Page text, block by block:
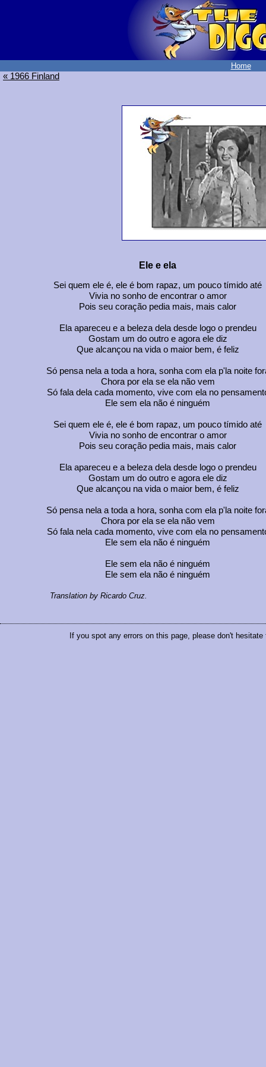
Home
« 1966 Finland
Ele e ela
Sei quem ele é, ele é bom rapaz, um pouco tímido até
Vivia no sonho de encontrar o amor
Pois seu coração pedia mais, mais calor
Ela apareceu e a beleza dela desde logo o prendeu
Gostam um do outro e agora ele diz
Que alcançou na vida o maior bem, é feliz
Só pensa nela a toda a hora, sonha com ela p'la noite
Chora por ela se ela não vem
Só fala dela cada momento, vive com ela no
Ele sem ela não é ninguém
Sei quem ele é, ele é bom rapaz, um pouco tímido até
Vivia no sonho de encontrar o amor
Pois seu coração pedia mais, mais calor
Ela apareceu e a beleza dela desde logo o prendeu
Gostam um do outro e agora ele diz
Que alcançou na vida o maior bem, é feliz
Só pensa nela a toda a hora, sonha com ela p'la noite
Chora por ela se ela não vem
Só fala nela cada momento, vive com ela no
Ele sem ela não é ninguém
Ele sem ela não é ninguém
Ele sem ela não é ninguém
Translation by Ricardo Cruz.
If you spot any errors on this page, please don't